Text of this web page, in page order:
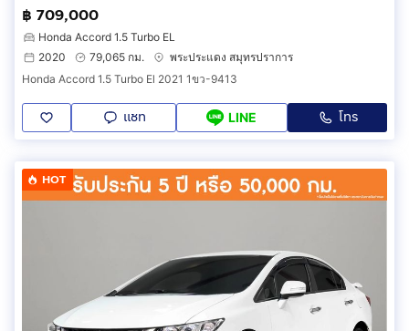
฿ 709,000
Honda Accord 1.5 Turbo EL
2020
79,065 กม.
พระประแดง สมุทรปราการ
Honda Accord 1.5 Turbo El 2021 1ขว-9413
แชท LINE โทร
HOT